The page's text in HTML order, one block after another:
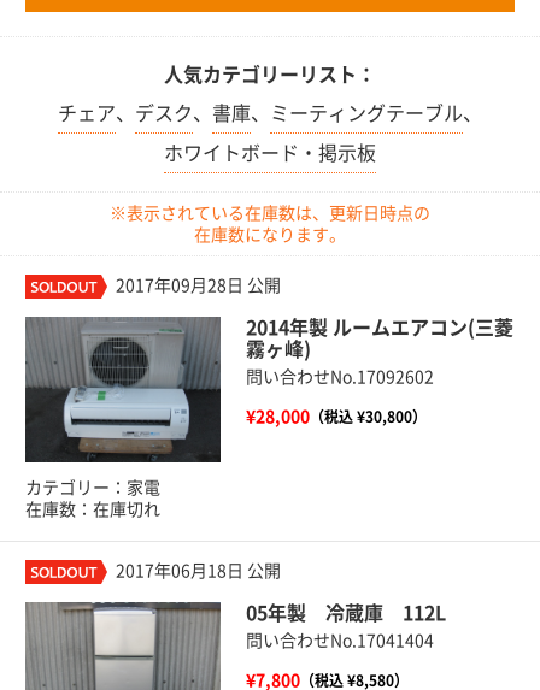
人気カテゴリーリスト：
チェア、 デスク、 書庫、 ミーティングテーブル、
ホワイトボード・掲示板
※表示されている在庫数は、更新日時点の
在庫数になります。
2017年09月28日 公開
2014年製 ルームエアコン(三菱
霧ヶ峰)
問い合わせNo.17092602
¥28,000（税込 ¥30,800）
カテゴリー：家電
在庫数：在庫切れ
2017年06月18日 公開
05年製 冷蔵庫 112L
問い合わせNo.17041404
¥7,800（税込 ¥8,580）